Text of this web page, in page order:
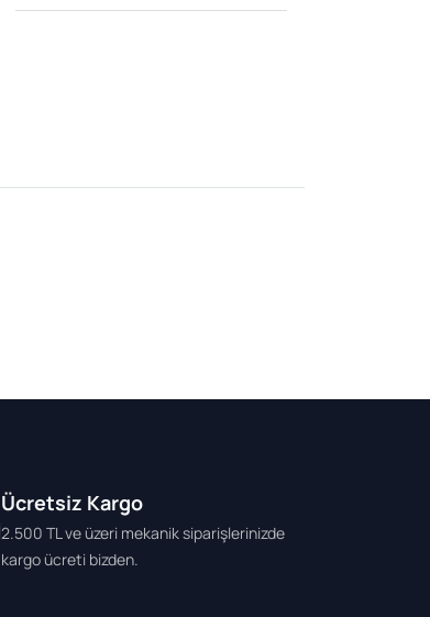
Ücretsiz Kargo
2.500 TL ve üzeri mekanik siparişlerinizde
kargo ücreti bizden.